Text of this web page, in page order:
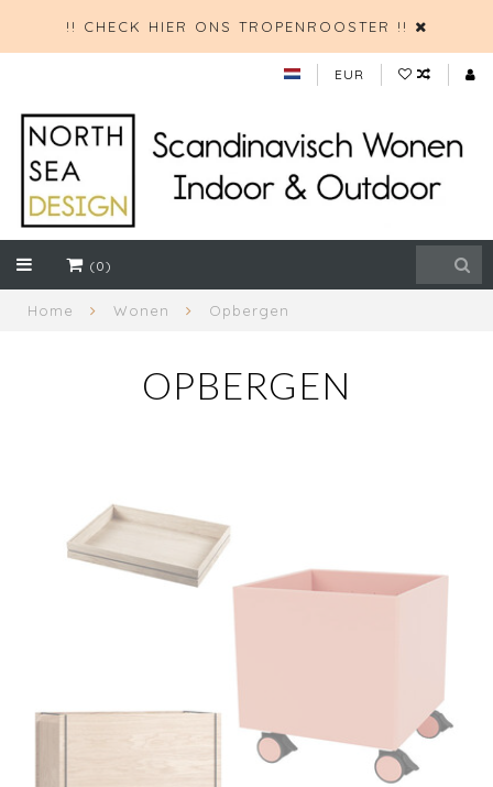
!! CHECK HIER ONS TROPENROOSTER !!
EUR
(0)
Home Wonen Opbergen
OPBERGEN